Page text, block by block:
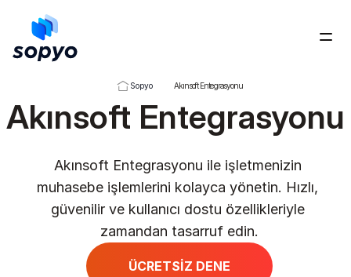
Sopyo Akınsoft Entegrasyonu
Akınsoft Entegrasyonu
Akınsoft Entegrasyonu ile işletmenizin
muhasebe işlemlerini kolayca yönetin. Hızlı,
güvenilir ve kullanıcı dostu özellikleriyle
zamandan tasarruf edin.
ÜCRETSİZ DENE